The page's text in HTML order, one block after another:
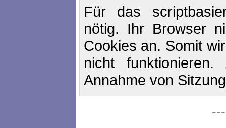
Für das
nötig. Ihr Browser
Cookies an. Somit
nicht
Annahme von